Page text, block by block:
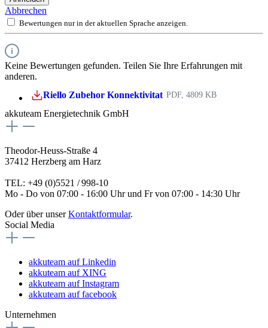
Abbrechen
Bewertungen nur in der aktuellen Sprache anzeigen.
Keine Bewertungen gefunden. Teilen Sie Ihre Erfahrungen mit
anderen.
Riello Zubehor Konnektivitat PDF, 4809 KB
akkuteam Energietechnik GmbH
Theodor-Heuss-Straße 4
37412 Herzberg am Harz
TEL: +49 (0)5521 / 998-10
Mo - Do von 07:00 - 16:00 Uhr und Fr von 07:00 - 14:30 Uhr
Oder über unserKontaktformular.
Social Media
akkuteam auf Linkedin
akkuteam auf XING
akkuteam auf Instagram
akkuteam auf facebook
Unternehmen